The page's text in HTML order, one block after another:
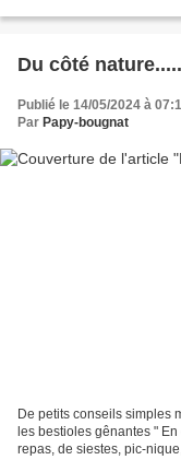
Du côté
Publié le 14/05/2024 à
Par Papy-bougnat
De petits conseils simples
les bestioles gênantes "
repas, de siestes, pic-